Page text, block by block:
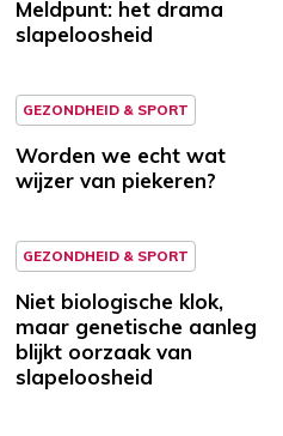
Meldpunt: het drama
slapeloosheid
GEZONDHEID & SPORT
Worden we echt wat
wijzer van piekeren?
GEZONDHEID & SPORT
Niet biologische klok,
maar genetische aanleg
blijkt oorzaak van
slapeloosheid